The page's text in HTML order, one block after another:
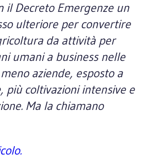
il Decreto Emergenze un
ulteriore per convertire
da attività per
umani a business nelle
aziende, esposto a
più coltivazioni intensive e
Ma la chiamano